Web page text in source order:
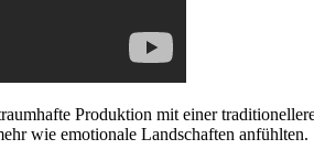
Produktion mit einer
wie emotionale Landschaften anfühlten.